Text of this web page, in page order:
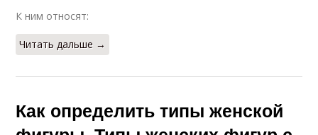
К ним относят:
Читать дальше →
Как определить типы женской